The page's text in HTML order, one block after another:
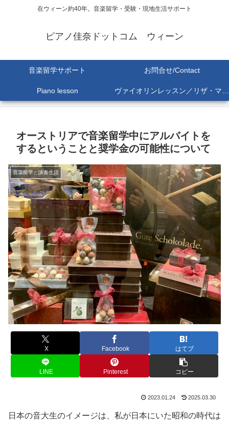
在ウィーン約40年。音楽留学・受験・現地生活サポート
ピアノ佳奈ドットコム ウィーン
音楽留学サポート お問合せ/Contact
Piano lesson ヴァイオリンレッスン／リザ・マリア Lisa-Maria SEKINE
オーストリアで音楽留学中にアルバイトを
するということと奨学金の可能性について
音楽留学と演奏生活
X Facebook はてブ
LINE Pinterest コピー
2023.01.24 2025.03.30
日本の音大生のイメージは、私が日本にいた昭和の時代は